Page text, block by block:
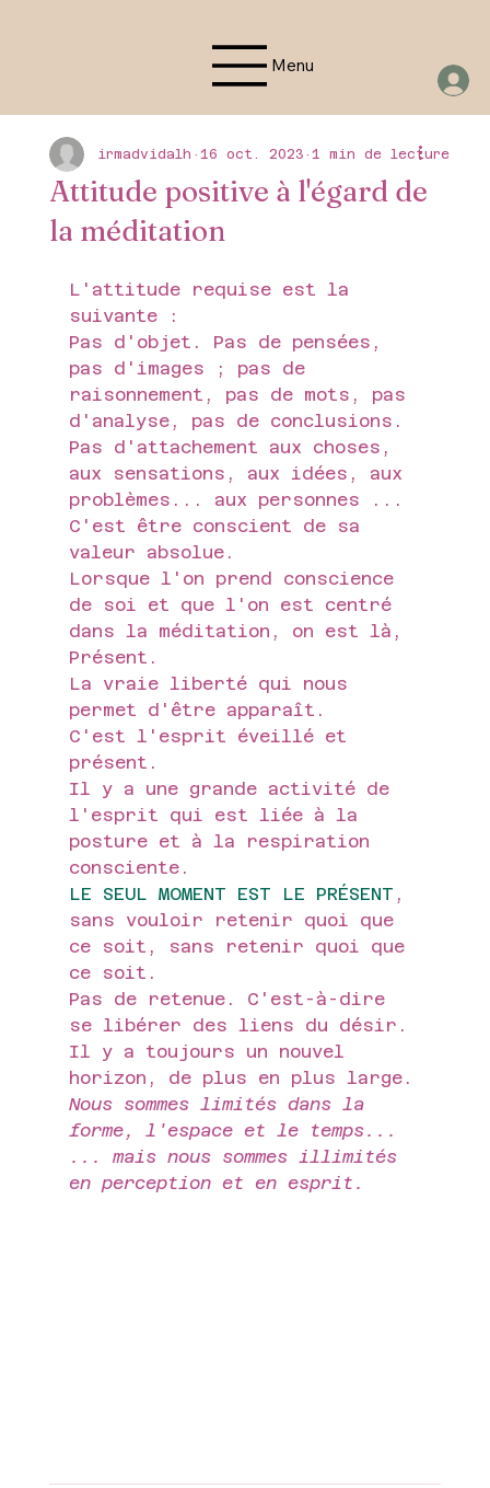
Menu
Attitude positive à l'égard de
la méditation
irmadvidalh 16 oct. 2023 1 min de lecture
L'attitude requise est la
suivante :
Pas d'objet. Pas de pensées,
pas d'images ; pas de
raisonnement, pas de mots, pas
d'analyse, pas de conclusions.
Pas d'attachement aux choses,
aux sensations, aux idées, aux
problèmes... aux personnes ...
C'est être conscient de sa
valeur absolue.
Lorsque l'on prend conscience
de soi et que l'on est centré
dans la méditation, on est là,
Présent.
La vraie liberté qui nous
permet d'être apparaît.
C'est l'esprit éveillé et
présent.
Il y a une grande activité de
l'esprit qui est liée à la
posture et à la respiration
consciente.
LE SEUL MOMENT EST LE PRÉSENT ,
sans vouloir retenir quoi que
ce soit, sans retenir quoi que
ce soit.
Pas de retenue. C'est-à-dire
se libérer des liens du désir.
Il y a toujours un nouvel
horizon, de plus en plus large.
Nous sommes limités dans la
forme, l'espace et le temps...
... mais nous sommes illimités
en perception et en esprit.